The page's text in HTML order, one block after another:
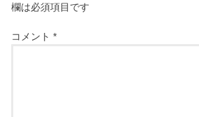
欄は必須項目です
コメント*